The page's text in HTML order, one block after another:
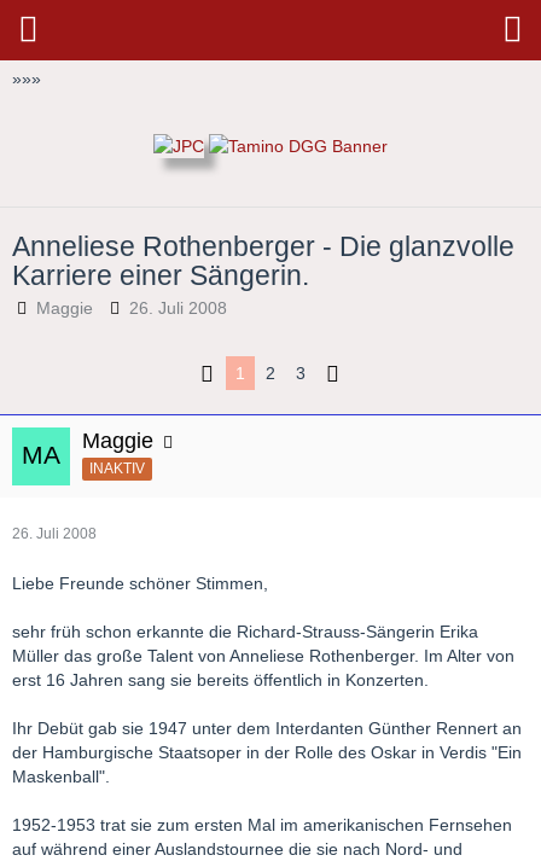
»»»
Anneliese Rothenberger - Die glanzvolle
Karriere einer Sängerin.
Maggie 26. Juli 2008
1 2 3
Maggie
INAKTIV
26. Juli 2008
Liebe Freunde schöner Stimmen,
sehr früh schon erkannte die Richard-Strauss-Sängerin Erika
Müller das große Talent von Anneliese Rothenberger. Im Alter von
erst 16 Jahren sang sie bereits öffentlich in Konzerten.
Ihr Debüt gab sie 1947 unter dem Interdanten Günther Rennert an
der Hamburgische Staatsoper in der Rolle des Oskar in Verdis "Ein
Maskenball".
1952-1953 trat sie zum ersten Mal im amerikanischen Fernsehen
auf während einer Auslandstournee die sie nach Nord- und